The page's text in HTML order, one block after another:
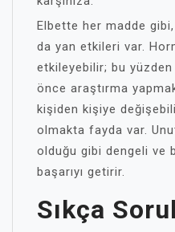
Elbette her madde gibi,
da yan etkileri var.
etkileyebilir; bu
önce araştırma
kişiden kişiye
olmakta fayda var.
olduğu gibi dengeli ve
başarıyı getirir.
Sıkça